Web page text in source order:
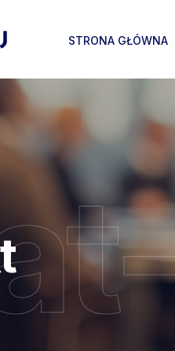
STRONA GŁÓWNA